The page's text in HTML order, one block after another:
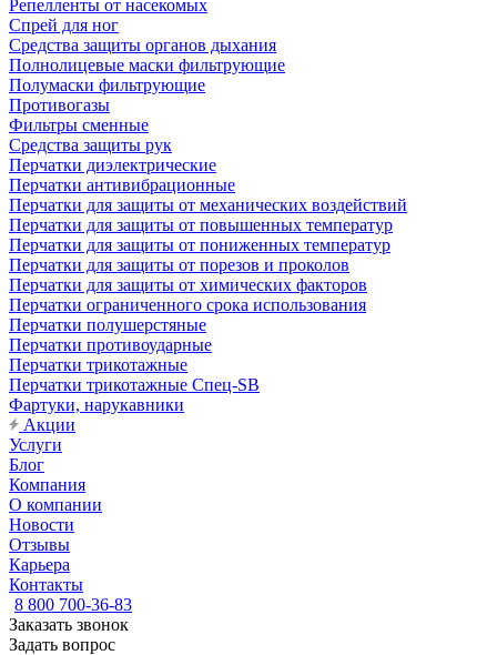
Репелленты от насекомых
Спрей для ног
Средства защиты органов дыхания
Полнолицевые маски фильтрующие
Полумаски фильтрующие
Противогазы
Фильтры сменные
Средства защиты рук
Перчатки диэлектрические
Перчатки антивибрационные
Перчатки для защиты от механических воздействий
Перчатки для защиты от повышенных температур
Перчатки для защиты от пониженных температур
Перчатки для защиты от порезов и проколов
Перчатки для защиты от химических факторов
Перчатки ограниченного срока использования
Перчатки полушерстяные
Перчатки противоударные
Перчатки трикотажные
Перчатки трикотажные Спец-SB
Фартуки, нарукавники
Акции
Услуги
Блог
Компания
О компании
Новости
Отзывы
Карьера
Контакты
8 800 700-36-83
Заказать звонок
Задать вопрос